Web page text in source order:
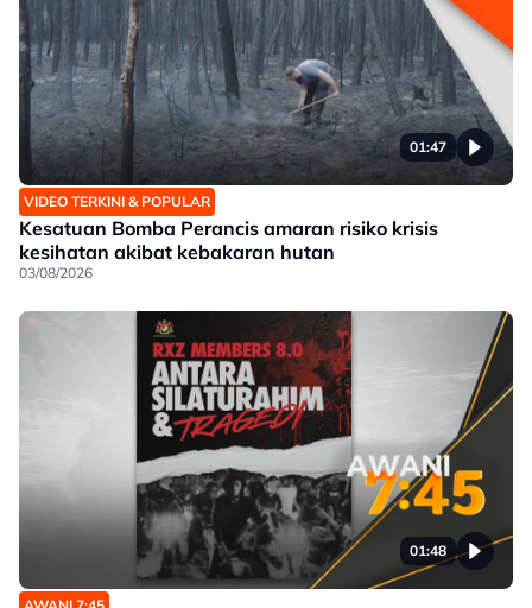
01:47
VIDEO TERKINI & POPULAR
Kesatuan Bomba Perancis amaran risiko krisis
kesihatan akibat kebakaran hutan
03/08/2026
01:48